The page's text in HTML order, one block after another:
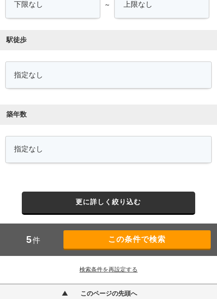
～
駅徒歩
築年数
更に詳しく絞り込む
5件
検索条件を再設定する
このページの先頭へ